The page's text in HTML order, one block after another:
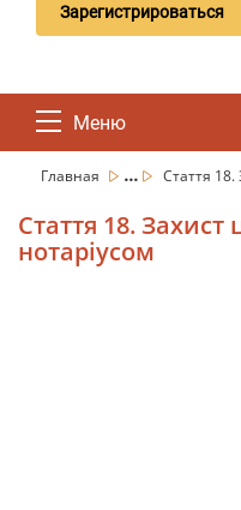
Зарегистрироваться
Меню
Главная ... Стаття 18.
Стаття 18. Захист
нотаріусом